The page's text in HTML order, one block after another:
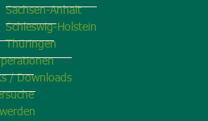
Sachsen-Anhalt
Schleswig-Holstein
Thüringen
/ Downloads